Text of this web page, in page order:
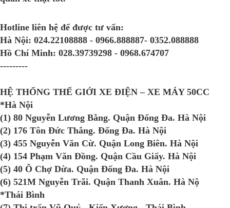
Hotline liên hệ để được tư vấn:
Hà Nội: 024.22108888 - 0966.888887- 0352.088888
Hồ Chí Minh: 028.39739298 - 0968.674707
---------
HỆ THỐNG THẾ GIỚI XE ĐIỆN – XE MÁY 50CC
*Hà Nội
(1) 80 Nguyễn Lương Bằng. Quận Đống Đa. Hà Nội
(2) 176 Tôn Đức Thắng. Đống Đa. Hà Nội
(3) 455 Nguyễn Văn Cừ. Quận Long Biên. Hà Nội
(4) 154 Phạm Văn Đồng. Quận Cầu Giấy. Hà Nội
(5) 40 Ô Chợ Dừa. Quận Đống Đa. Hà Nội
(6) 521M Nguyễn Trãi. Quận Thanh Xuân. Hà Nộ
*Thái Bình